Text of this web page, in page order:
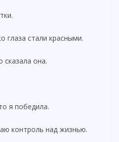
d
e
глаза стали красными.
она.
я победила.
контроль над жизнью.